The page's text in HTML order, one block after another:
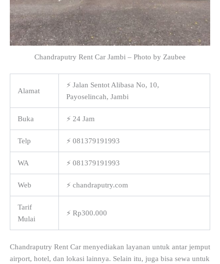
Chandraputry Rent Car Jambi – Photo by Zaubee
Alamat
⚡ Jalan Sentot Alibasa No, 10,
Payoselincah, Jambi
Buka ⚡ 24 Jam
Telp ⚡ 081379191993
WA ⚡ 081379191993
Web ⚡ chandraputry.com
Tarif
Mulai
⚡ Rp300.000
Chandraputry Rent Car menyediakan layanan untuk antar jemput
airport, hotel, dan lokasi lainnya. Selain itu, juga bisa sewa untuk